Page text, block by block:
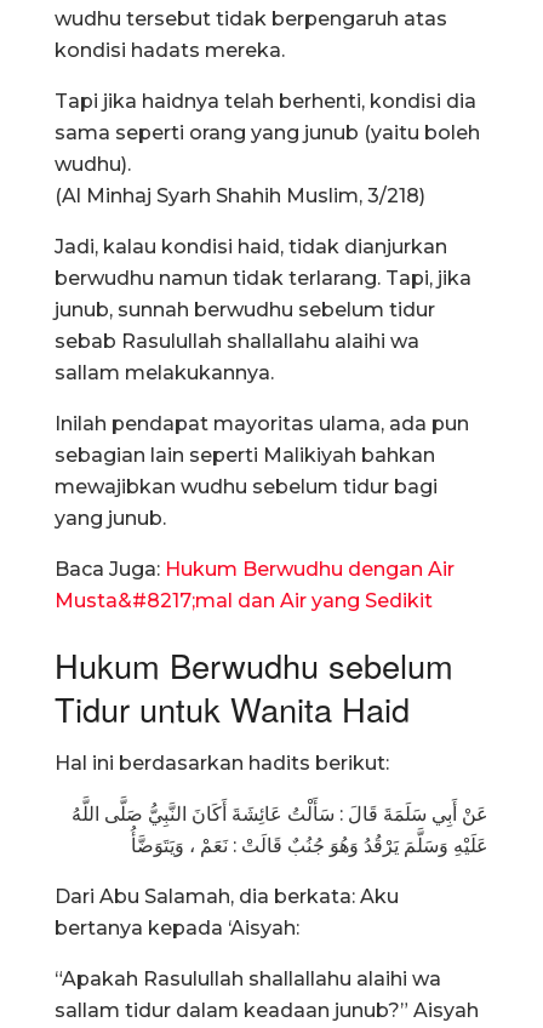
wudhu tersebut tidak berpengaruh atas
kondisi hadats mereka.
Tapi jika haidnya telah berhenti, kondisi dia
sama seperti orang yang junub (yaitu boleh
wudhu).
(Al Minhaj Syarh Shahih Muslim, 3/218)
Jadi, kalau kondisi haid, tidak dianjurkan
berwudhu namun tidak terlarang. Tapi, jika
junub, sunnah berwudhu sebelum tidur
sebab Rasulullah shallallahu alaihi wa
sallam melakukannya.
Inilah pendapat mayoritas ulama, ada pun
sebagian lain seperti Malikiyah bahkan
mewajibkan wudhu sebelum tidur bagi
yang junub.
Baca Juga: Hukum Berwudhu dengan Air
Musta&#8217;mal dan Air yang Sedikit
Hukum Berwudhu sebelum
Tidur untuk Wanita Haid
Hal ini berdasarkan hadits berikut:
عَنْ أَبِي سَلَمَةَ قَالَ : سَأَلْتُ عَائِشَةَ أَكَانَ النَّبِيُّ صَلَّى اللَّهُ
عَلَيْهِ وَسَلَّمَ يَرْقُدُ وَهُوَ جُنُبٌ قَالَتْ : نَعَمْ ، وَيَتَوَضَّأُ
Dari Abu Salamah, dia berkata: Aku
bertanya kepada ‘Aisyah:
“Apakah Rasulullah shallallahu alaihi wa
sallam tidur dalam keadaan junub?” Aisyah